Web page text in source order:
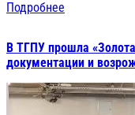
Подробнее
В ТГПУ прошла
документации и